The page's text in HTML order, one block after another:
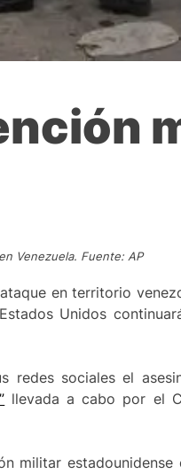
Venezuela. Fuente: AP
en territorio
Unidos
redes sociales el
llevada a cabo por el
militar